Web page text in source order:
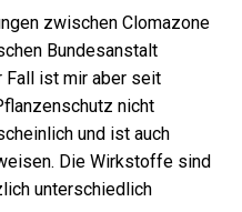
zwischen Clomazone
Bundesanstalt
Fall ist mir aber seit
nicht
und ist auch
Die Wirkstoffe sind
unterschiedlich